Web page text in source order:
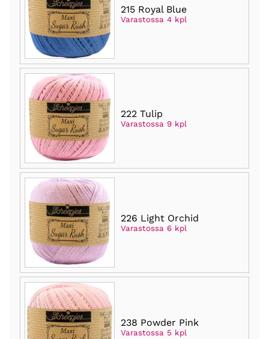
215 Royal Blue
Varastossa 4 kpl
222 Tulip
Varastossa 9 kpl
226 Light Orchid
Varastossa 6 kpl
238 Powder Pink
Varastossa 5 kpl